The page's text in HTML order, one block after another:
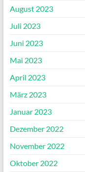
August 2023
Juli 2023
Juni 2023
Mai 2023
April 2023
März 2023
Januar 2023
Dezember 2022
November 2022
Oktober 2022